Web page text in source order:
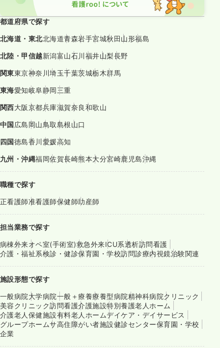
都道府県で探す
北海道・東北北海道青森岩手宮城秋田山形福島
北陸・甲信越新潟富山石川福井山梨長野
関東東京神奈川埼玉千葉茨城栃木群馬
東海愛知岐阜静岡三重
関西大阪京都兵庫滋賀奈良和歌山
中国広島岡山鳥取島根山口
四国徳島香川愛媛高知
九州・沖縄福岡佐賀長崎熊本大分宮崎鹿児島沖縄
職種で探す
正看護師准看護師保健師助産師
担当業務で探す
病棟外来オペ室(手術室)救急外来ICU系透析訪問看護
介護・福祉系検診・健診保育園・学校訪問診療内視鏡治験関連
施設形態で探す
一般病院大学病院一般＋療養療養型病院精神科病院クリニック
美容クリニック訪問看護介護施設特別養護老人ホーム
介護老人保健施設有料老人ホームデイケア・デイサービス
グループホームサ高住障がい者施設健診センター保育園・学校
企業